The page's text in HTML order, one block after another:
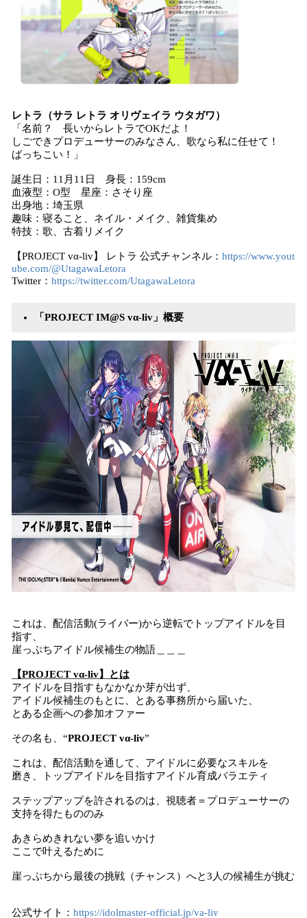
レトラ（サラ レトラ オリヴェイラ ウタガワ）
「名前？ 長いからレトラでOKだよ！
しごできプロデューサーのみなさん、歌なら私に任せて！
ばっちこい！」
誕生日：11月11日 身長：159cm
血液型：O型 星座：さそり座
出身地：埼玉県
趣味：寝ること、ネイル・メイク、雑貨集め
特技：歌、古着リメイク
【PROJECT vα-liv】 レトラ 公式チャンネル： https://www.yout
ube.com/@UtagawaLetora
Twitter： https://twitter.com/UtagawaLetora
「PROJECT IM@S vα-liv」概要
これは、配信活動(ライバー)から逆転でトップアイドルを目
指す、
崖っぷちアイドル候補生の物語＿＿＿
【PROJECT vα-liv】とは
アイドルを目指すもなかなか芽が出ず、
アイドル候補生のもとに、とある事務所から届いた、
とある企画への参加オファー
その名も、“PROJECT vα-liv”
これは、配信活動を通して、アイドルに必要なスキルを
磨き、トップアイドルを目指すアイドル育成バラエティ
ステップアップを許されるのは、視聴者＝プロデューサーの
支持を得たもののみ
あきらめきれない夢を追いかけ
ここで叶えるために
崖っぷちから最後の挑戦（チャンス）へと3人の候補生が挑む
公式サイト： https://idolmaster-official.jp/va-liv